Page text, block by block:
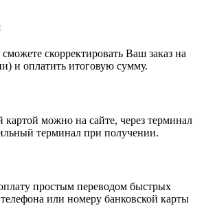
скорректировать Ваш заказ на
и оплатить итоговую сумму.
картой можно на сайте, через терминал
терминал при получении.
простым переводом быстрых
или номеру банковской карты